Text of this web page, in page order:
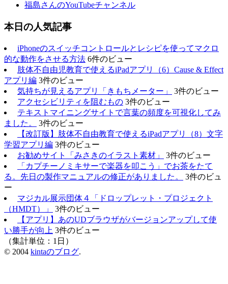
福島さんのYouTubeチャンネル
本日の人気記事
iPhoneのスイッチコントロールとレシピを使ってマクロ
的な動作をさせる方法 6件のビュー
肢体不自由児教育で使えるiPadアプリ（6）Cause & Effect
アプリ編 3件のビュー
気持ちが見えるアプリ「きもちメーター」
3件のビュー
アクセシビリティを阻むもの 3件のビュー
テキストマイニングサイトで言葉の頻度を可視化してみ
ました。
3件のビュー
【改訂版】肢体不自由教育で使えるiPadアプリ（8）文字
学習アプリ編 3件のビュー
お勧めサイト「みさきのイラスト素材」
3件のビュー
「カプチーノミキサーで楽器を叩こう」でお茶をたて
る。先日の製作マニュアルの修正がありました。
3件のビュ
ー
マジカル展示団体４「ドロップレット・プロジェクト
（HMDT）」
3件のビュー
【アプリ】あのUDブラウザがバージョンアップして使
い勝手が向上 3件のビュー
（集計単位：1日）
© 2004 kintaのブログ.